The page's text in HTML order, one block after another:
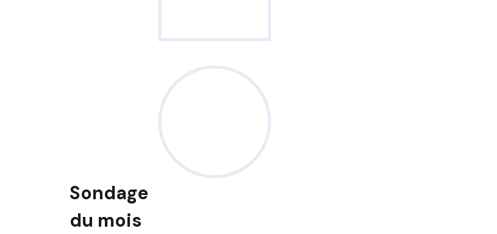
Sondage
du mois